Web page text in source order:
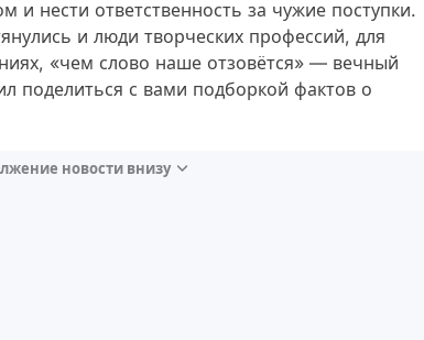
и нести ответственность за чужие поступки.
и люди творческих профессий, для
«чем слово наше отзовётся» — вечный
поделиться с вами подборкой фактов о
новости внизу